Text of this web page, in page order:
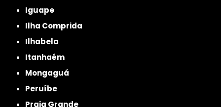
Iguape
Ilha Comprida
Ilhabela
Itanhaém
Mongaguá
Peruíbe
Praia Grande